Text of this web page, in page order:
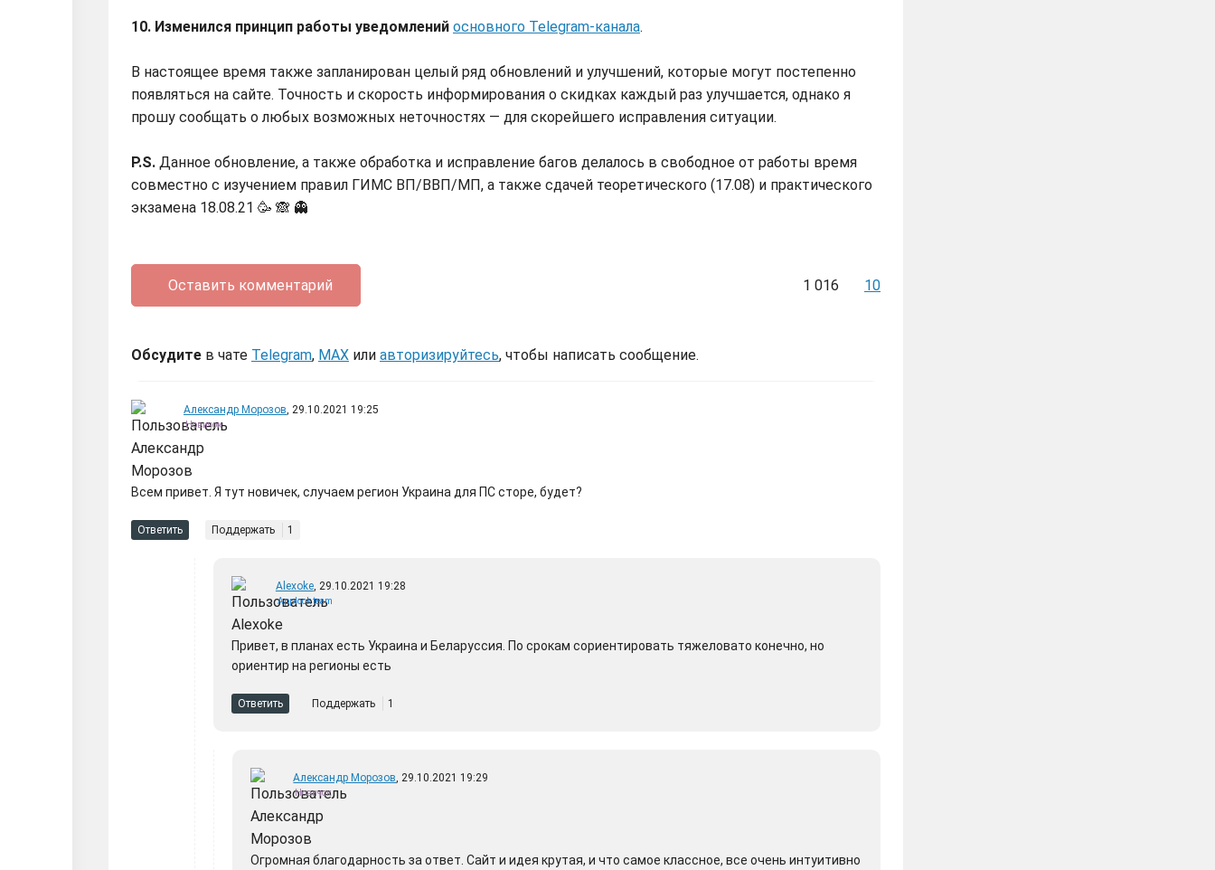
10. Изменился принцип работы уведомлений основного Telegram-канала.
В настоящее время также запланирован целый ряд обновлений и улучшений, которые могут постепенно
появляться на сайте. Точность и скорость информирования о скидках каждый раз улучшается, однако я
прошу сообщать о любых возможных неточностях — для скорейшего исправления ситуации.
P.S. Данное обновление, а также обработка и исправление багов делалось в свободное от работы время
совместно с изучением правил ГИМС ВП/ВВП/МП, а также сдачей теоретического (17.08) и практического
экзамена 18.08.21 🥳 🙈 👻
Оставить комментарий 1 016 10
Обсудите в чате Telegram, MAX или авторизируйтесь, чтобы написать сообщение.
Александр Морозов, 29.10.2021 19:25
Новичок
Всем привет. Я тут новичек, случаем регион Украина для ПС сторе, будет?
Ответить Поддержать 1
Alexoke, 29.10.2021 19:28
Applook team
Привет, в планах есть Украина и Беларуссия. По срокам сориентировать тяжеловато конечно, но
ориентир на регионы есть
Ответить Поддержать 1
Александр Морозов, 29.10.2021 19:29
Новичок
Огромная благодарность за ответ. Сайт и идея крутая, и что самое классное, все очень интуитивно